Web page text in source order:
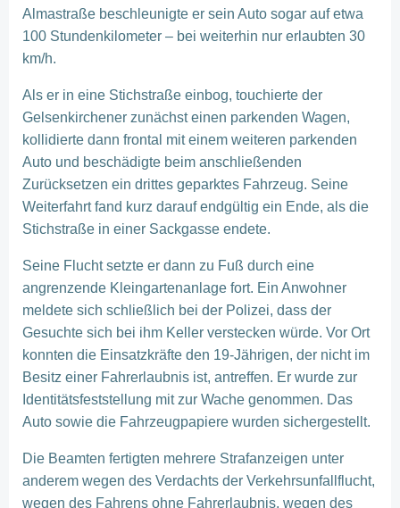
Almastraße beschleunigte er sein Auto sogar auf etwa
100 Stundenkilometer – bei weiterhin nur erlaubten 30
km/h.
Als er in eine Stichstraße einbog, touchierte der
Gelsenkirchener zunächst einen parkenden Wagen,
kollidierte dann frontal mit einem weiteren parkenden
Auto und beschädigte beim anschließenden
Zurücksetzen ein drittes geparktes Fahrzeug. Seine
Weiterfahrt fand kurz darauf endgültig ein Ende, als die
Stichstraße in einer Sackgasse endete.
Seine Flucht setzte er dann zu Fuß durch eine
angrenzende Kleingartenanlage fort. Ein Anwohner
meldete sich schließlich bei der Polizei, dass der
Gesuchte sich bei ihm Keller verstecken würde. Vor Ort
konnten die Einsatzkräfte den 19-Jährigen, der nicht im
Besitz einer Fahrerlaubnis ist, antreffen. Er wurde zur
Identitätsfeststellung mit zur Wache genommen. Das
Auto sowie die Fahrzeugpapiere wurden sichergestellt.
Die Beamten fertigten mehrere Strafanzeigen unter
anderem wegen des Verdachts der Verkehrsunfallflucht,
wegen des Fahrens ohne Fahrerlaubnis, wegen des